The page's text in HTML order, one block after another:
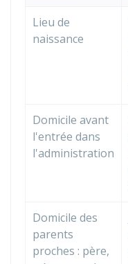
Lieu de
naissance
Domicile avant
l'entrée dans
l'administration
Domicile des
parents
proches : père,